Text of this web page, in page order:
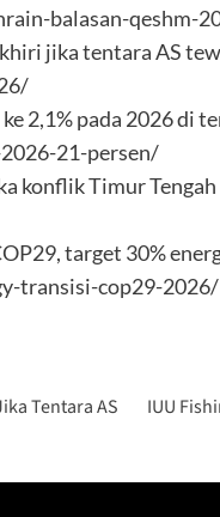
balasan-qeshm-
jika tentara AS
2,1% pada 2026 di
21-persen/
konflik Timur
target 30%
transisi-cop29-2026/
Tentara AS
IUU